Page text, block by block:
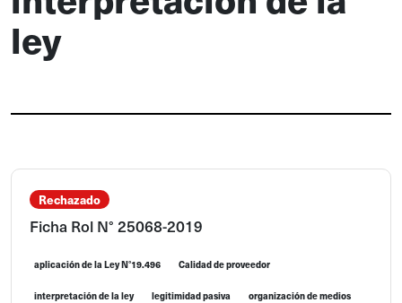
ley
Rechazado
Ficha Rol N° 25068-2019
aplicación de la Ley N°19.496 Calidad de proveedor
interpretación de la ley legitimidad pasiva organización de medios